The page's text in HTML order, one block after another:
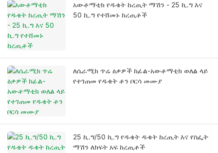
አውቶማቲክ የዱቄት ከረጢት ማሽን - 25 ኪ.ግ እና
50 ኪ.ግ የተሸመኑ ከረጢቶች
ለሴራሚክ ጥሬ ዕቃዎች ከፊል-አውቶማቲክ ወለል ላይ
የተገጠመ የዱቄት ቶን ቦርሳ መሙያ
25 ኪ.ግ/50 ኪ.ግ የዱቄት ዱቄት ከረጢት እና የስፌት
ማሽን ለክፍት አፍ ከረጢቶች